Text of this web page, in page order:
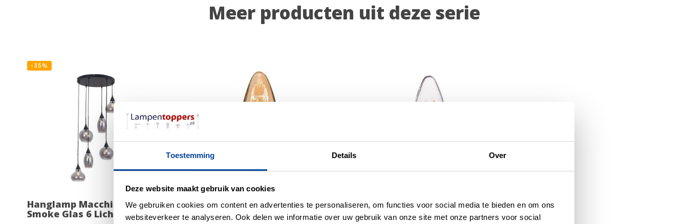
Toestemming Details Over
Deze website maakt gebruik van cookies
We gebruiken cookies om content en advertenties te personaliseren, om functies voor social media te bieden en om ons
websiteverkeer te analyseren. Ook delen we informatie over uw gebruik van onze site met onze partners voor social
Meer producten uit deze serie
-35%
Hanglamp Macchia Zwart &
Smoke Glas 6 Lichts
E14 2Watt Led Kaars Gold Ø
35mm incl. Dimmer
E14 2Watt Led Helder 35mm
incl. Stappen Dimmer